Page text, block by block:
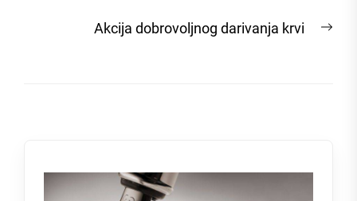
Akcija dobrovoljnog darivanja krvi